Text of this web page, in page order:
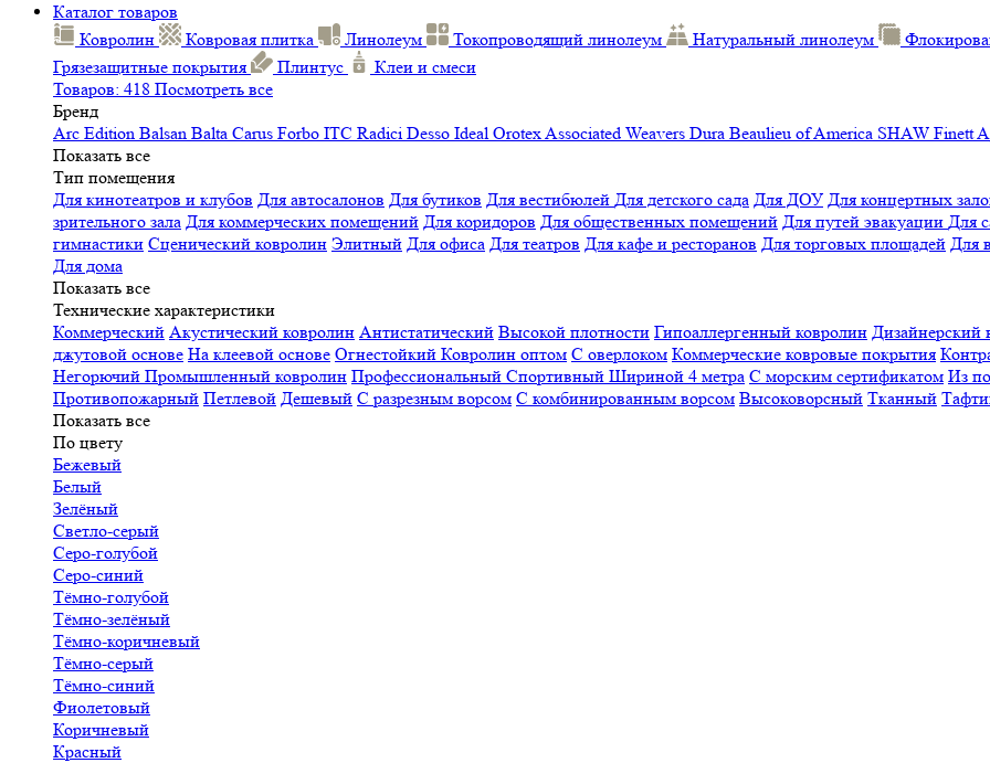
Каталог товаров
Ковролин
Ковровая плитка Линолеум Токопроводящий линолеум Натуральный линолеум
Грязезащитные покрытия
Плинтус
Клеи и смеси
Товаров: 418 Посмотреть все
Бренд
Arc Edition Balsan Balta Carus Forbo ITC Radici Desso Ideal OrotexAssociated Weavers Dura Beaulieu of America SHAW Finett
Показать все
Тип помещения
Для кинотеатров и клубов Для автосалонов Для бутиков Для вестибюлей Для детского сада Для ДОУ Для концертных
зрительного зала Для коммерческих помещений Для коридоров Для общественных помещений Для путей эвакуации Для
гимнастики Сценический ковролин Элитный Для офиса Для театров Для кафе и ресторанов Для торговых площадей Для
Для дома
Показать все
Технические характеристики
Коммерческий Акустический ковролин Антистатический Высокой плотности Гипоаллергенный ковролин Дизайнерский
джутовой основе На клеевой основе Огнестойкий Ковролин оптом С оверлоком Коммерческие ковровые покрытия
Негорючий Промышленный ковролин Профессиональный Спортивный Шириной 4 метра С морским сертификатом Из
Противопожарный Петлевой Дешевый С разрезным ворсом С комбинированным ворсом Высоковорсный Тканный
Показать все
По цвету
Бежевый
Белый
Зелёный
Светло-серый
Серо-голубой
Серо-синий
Тёмно-голубой
Тёмно-зелёный
Тёмно-коричневый
Тёмно-серый
Тёмно-синий
Фиолетовый
Коричневый
Красный